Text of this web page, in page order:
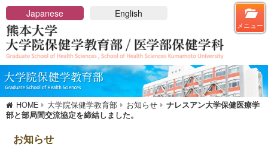
メニュー
Japanese English
HOME 大学院保健学教育部 お知らせ
ナレスアン大学保健医療学
部と部局間交流協定を締結しました。
お知らせ
メニューを閉じる
HOME
大学院保健学教育部
保健学教育部長メッセージ
アドミッションポリシー